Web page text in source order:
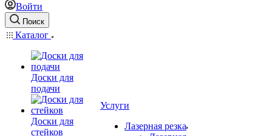
Войти
Поиск
Каталог
Доски для
подачи
Доски для
стейков
Услуги
Лазерная резка